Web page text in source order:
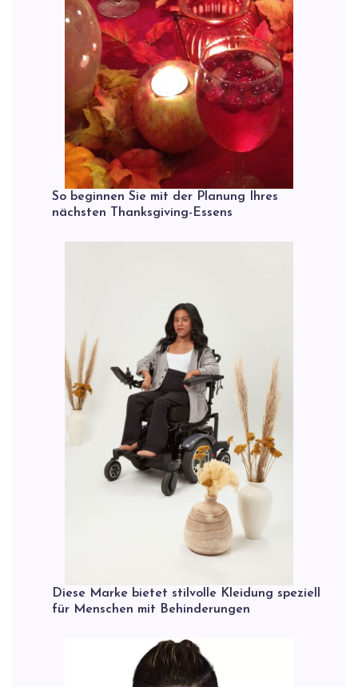
So beginnen Sie mit der Planung Ihres
nächsten Thanksgiving-Essens
Diese Marke bietet stilvolle Kleidung speziell
für Menschen mit Behinderungen